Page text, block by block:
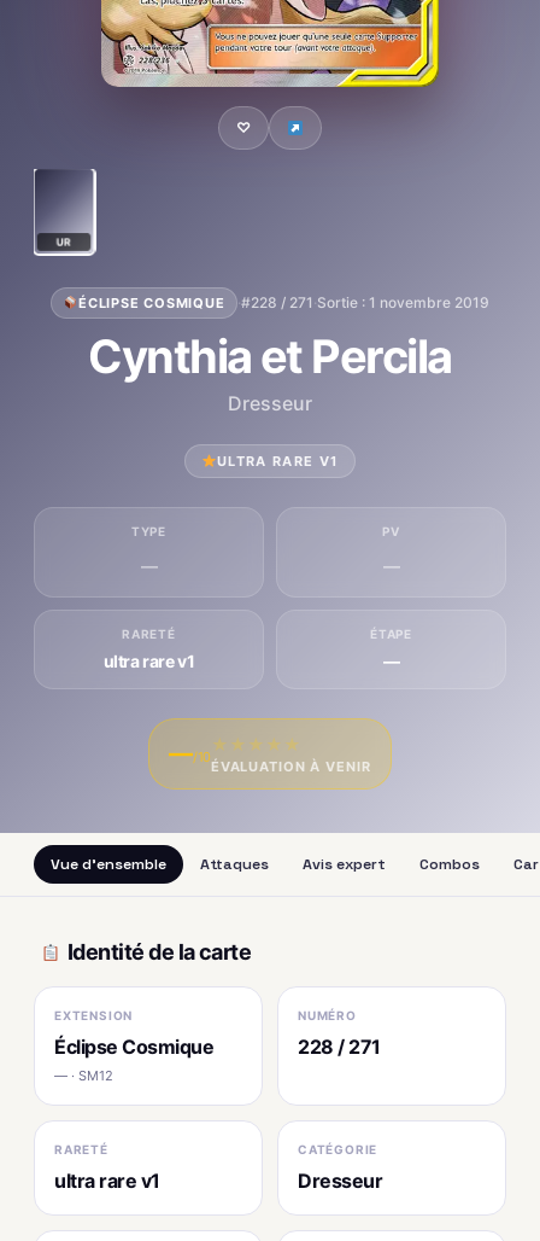
♡
UR
ÉCLIPSE COSMIQUE ·#228 / 271 ·Sortie : 1 novembre 2019
Cynthia et Percila
Dresseur
ULTRA RARE V1
TYPE
—
PV
—
RARETÉ
ultra rare v1
ÉTAPE
—
—/10
★ ★ ★ ★ ★
ÉVALUATION À VENIR
Vue d'ensemble Attaques Avis expert Combos
Identité de la carte
EXTENSION
Éclipse Cosmique
— · SM12
NUMÉRO
228 / 271
RARETÉ
ultra rare v1
CATÉGORIE
Dresseur